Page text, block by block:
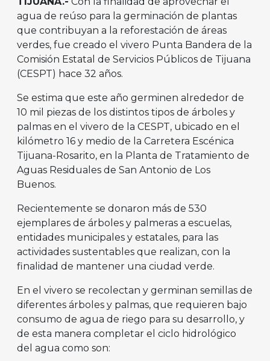
agua de reúso para la germinación de plantas
que contribuyan a la reforestación de áreas
verdes, fue creado el vivero Punta Bandera de la
Comisión Estatal de Servicios Públicos de Tijuana
(CESPT) hace 32 años.
Se estima que este año germinen alrededor de
10 mil piezas de los distintos tipos de árboles y
palmas en el vivero de la CESPT, ubicado en el
kilómetro 16 y medio de la Carretera Escénica
Tijuana-Rosarito, en la Planta de Tratamiento de
Aguas Residuales de San Antonio de Los
Buenos.
Recientemente se donaron más de 530
ejemplares de árboles y palmeras a escuelas,
entidades municipales y estatales, para las
actividades sustentables que realizan, con la
finalidad de mantener una ciudad verde.
En el vivero se recolectan y germinan semillas de
diferentes árboles y palmas, que requieren bajo
consumo de agua de riego para su desarrollo, y
de esta manera completar el ciclo hidrológico
del agua como son: